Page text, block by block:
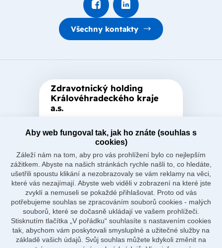
Všechny kontakty
Zdravotnický holding
Královéhradeckého kraje
a.s.
založená Královéhradeckým
krajem, který je jediným
akcionářem společnosti.
Naše nemocnice
O holdingu
Důležité odkazy
Aby web fungoval tak, jak ho znáte (souhlas s
cookies)
Záleží nám na tom, aby pro vás prohlížení bylo co nejlepším
zážitkem. Abyste na našich stránkách rychle našli to, co hledáte,
ušetřili spoustu klikání a nezobrazovaly se vám reklamy na věci,
které vás nezajímají. Abyste web viděli v zobrazení na které jste
zvyklí a nemuseli se pokaždé přihlašovat. Proto od vás
potřebujeme souhlas se zpracováním souborů cookies - malých
souborů, které se dočasně ukládají ve vašem prohlížeči.
Stisknutím tlačítka „V pořádku“ souhlasíte s nastavením cookies
tak, abychom vám poskytovali smysluplné a užitečné služby na
základě vašich údajů. Svůj souhlas můžete kdykoli změnit na